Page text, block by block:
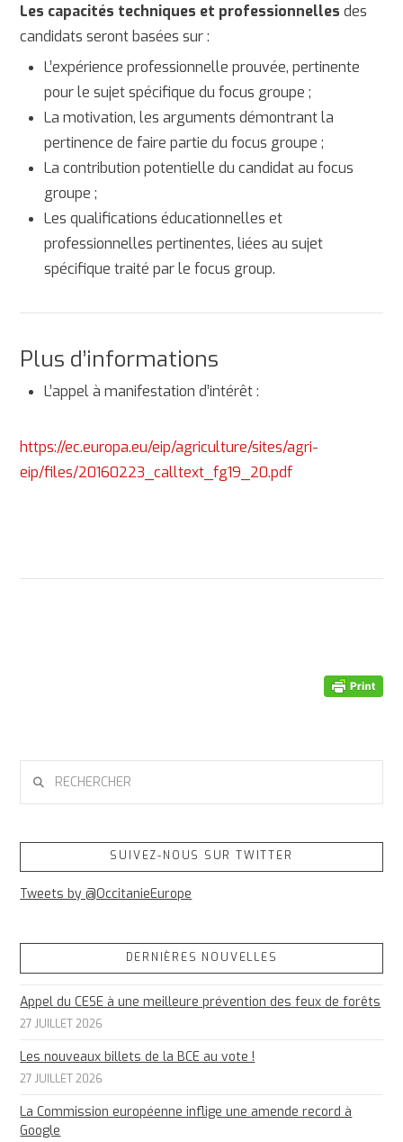
Les capacités techniques et professionnelles des
candidats seront basées sur :
L’expérience professionnelle prouvée, pertinente
pour le sujet spécifique du focus groupe ;
La motivation, les arguments démontrant la
pertinence de faire partie du focus groupe ;
La contribution potentielle du candidat au focus
groupe ;
Les qualifications éducationnelles et
professionnelles pertinentes, liées au sujet
spécifique traité par le focus group.
Plus d’informations
L’appel à manifestation d’intérêt :
https://ec.europa.eu/eip/agriculture/sites/agri-
eip/files/20160223_calltext_fg19_20.pdf
SUIVEZ-NOUS SUR TWITTER
Tweets by @OccitanieEurope
DERNIÈRES NOUVELLES
Appel du CESE à une meilleure prévention des feux de forêts
27 JUILLET 2026
Les nouveaux billets de la BCE au vote !
27 JUILLET 2026
La Commission européenne inflige une amende record à
Google